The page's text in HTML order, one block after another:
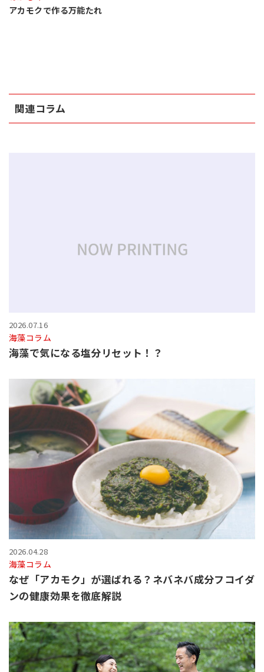
アカモクで作る万能たれ
関連コラム
2026.07.16
海藻コラム
海藻で気になる塩分リセット！？
2026.04.28
海藻コラム
なぜ「アカモク」が選ばれる？ネバネバ成分フコイダ
ンの健康効果を徹底解説